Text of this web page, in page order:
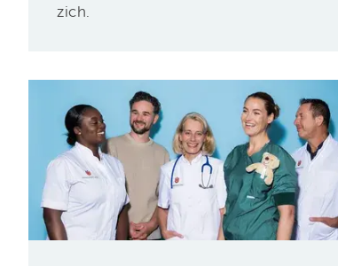
zich.